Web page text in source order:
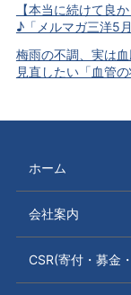
【本当に続けて良
♪「メルマガ三洋5
梅雨の不調、実は
見直したい「血管の
ホーム
会社案内
CSR(寄付・募金